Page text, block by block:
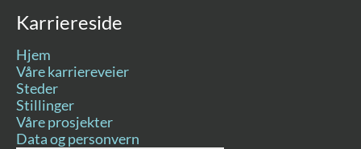
Karriereside
Hjem
Våre karriereveier
Steder
Stillinger
Våre prosjekter
Data og personvern